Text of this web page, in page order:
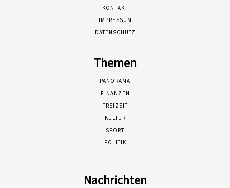
KONTAKT
IMPRESSUM
DATENSCHUTZ
Themen
PANORAMA
FINANZEN
FREIZEIT
KULTUR
SPORT
POLITIK
Nachrichten